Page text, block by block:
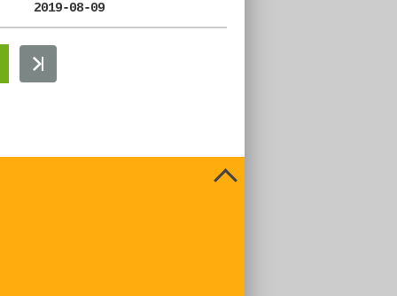
2019-08-09